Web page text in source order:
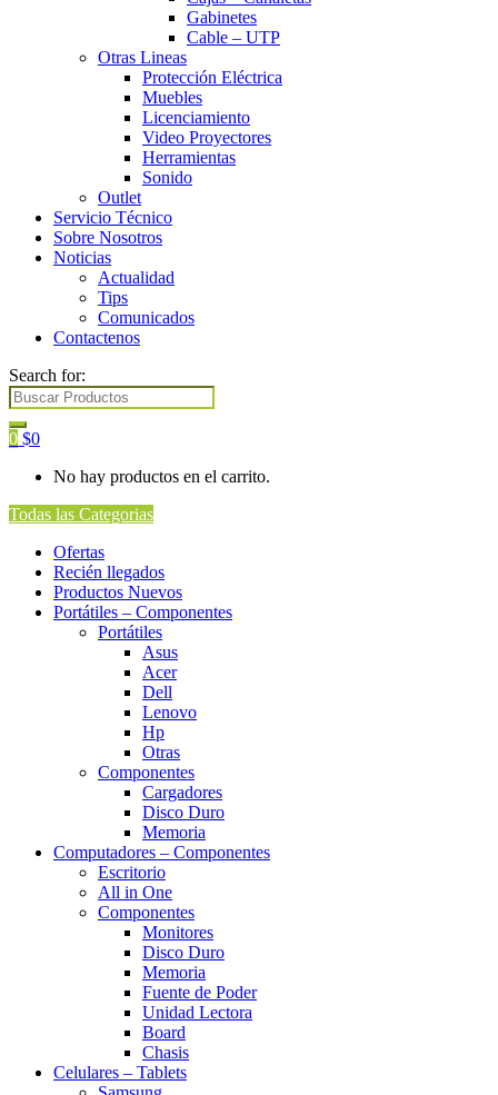
Gabinetes
Cable – UTP
Otras Lineas
Protección Eléctrica
Muebles
Licenciamiento
Video Proyectores
Herramientas
Sonido
Outlet
Servicio Técnico
Sobre Nosotros
Noticias
Actualidad
Tips
Comunicados
Contactenos
Search for:
0 $0
No hay productos en el carrito.
Todas las Categorias
Ofertas
Recién llegados
Productos Nuevos
Portátiles – Componentes
Portátiles
Asus
Acer
Dell
Lenovo
Hp
Otras
Componentes
Cargadores
Disco Duro
Memoria
Computadores – Componentes
Escritorio
All in One
Componentes
Monitores
Disco Duro
Memoria
Fuente de Poder
Unidad Lectora
Board
Chasis
Celulares – Tablets